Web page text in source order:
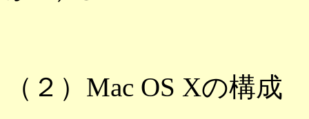
（２）Mac OS Xの構成